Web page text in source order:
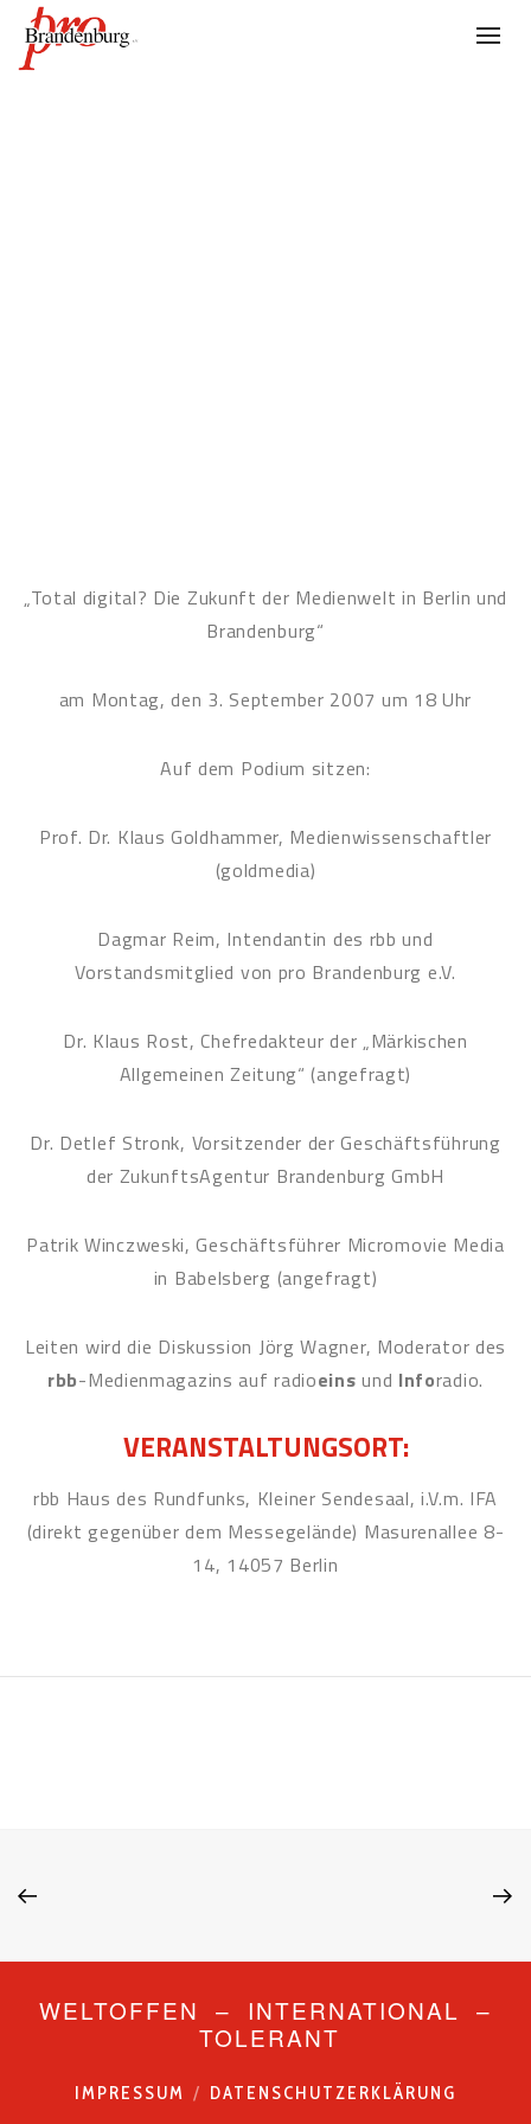
„Total digital? Die Zukunft der Medienwelt in Berlin und
Brandenburg“
am Montag, den 3. September 2007 um 18 Uhr
Auf dem Podium sitzen:
Prof. Dr. Klaus Goldhammer, Medienwissenschaftler
(goldmedia)
Dagmar Reim, Intendantin des rbb und
Vorstandsmitglied von pro Brandenburg e.V.
Dr. Klaus Rost, Chefredakteur der „Märkischen
Allgemeinen Zeitung“ (angefragt)
Dr. Detlef Stronk, Vorsitzender der Geschäftsführung
der ZukunftsAgentur Brandenburg GmbH
Patrik Winczweski, Geschäftsführer Micromovie Media
in Babelsberg (angefragt)
Leiten wird die Diskussion Jörg Wagner, Moderator des
rbb-Medienmagazins auf radioeins und Inforadio.
VERANSTALTUNGSORT:
rbb Haus des Rundfunks, Kleiner Sendesaal, i.V.m. IFA
(direkt gegenüber dem Messegelände) Masurenallee 8-
14, 14057 Berlin
WELTOFFEN – INTERNATIONAL –
TOLERANT
IMPRESSUM DATENSCHUTZERKLÄRUNG